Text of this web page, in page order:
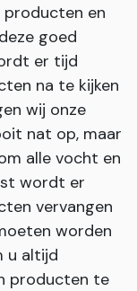
producten en
goed
er tijd
na te kijken
wij onze
nat op, maar
alle vocht en
wordt er
vervangen
worden
u altijd
producten te